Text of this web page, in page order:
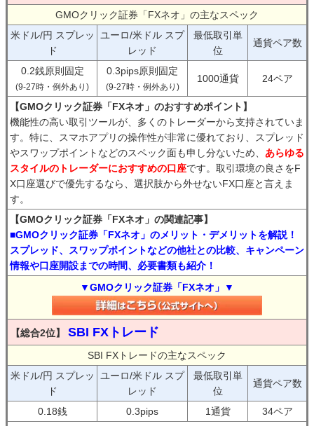
GMOクリック証券「FXネオ」の主なスペック
米ドル/円 スプレッ
ド
ユーロ/米ドル スプ
レッド
最低取引単
位
通貨ペア数
0.2銭原則固定
(9-27時・例外あり)
0.3pips原則固定
(9-27時・例外あり)
1000通貨 24ペア
【GMOクリック証券「FXネオ」のおすすめポイント】
機能性の高い取引ツールが、多くのトレーダーから支持されていま
す。特に、スマホアプリの操作性が非常に優れており、スプレッド
やスワップポイントなどのスペック面も申し分ないため、 あらゆる
スタイルのトレーダーにおすすめの口座です。取引環境の良さをF
X口座選びで優先するなら、選択肢から外せないFX口座と言えま
す。
【GMOクリック証券「FXネオ」の関連記事】
■GMOクリック証券「FXネオ」のメリット・デメリットを解説！
スプレッド、スワップポイントなどの他社との比較、キャンペーン
情報や口座開設までの時間、必要書類も紹介！
▼GMOクリック証券「FXネオ」▼
【総合2位】 SBI FXトレード
SBI FXトレードの主なスペック
米ドル/円 スプレッ
ド
ユーロ/米ドル スプ
レッド
最低取引単
位
通貨ペア数
0.18銭 0.3pips 1通貨
34ペア